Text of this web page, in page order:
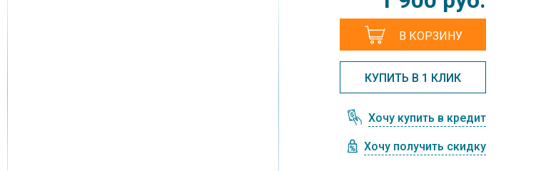
В КОРЗИНУ
КУПИТЬ В 1 КЛИК
Хочу купить в кредит
Хочу получить скидку